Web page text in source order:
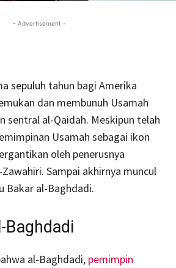
- Advertisement -
sepuluh tahun bagi Amerika
dan membunuh Usamah
sentral al-Qaidah. Meskipun telah
Usamah sebagai ikon
oleh penerusnya
Sampai akhirnya muncul
Bakar al-Baghdadi.
Baghdadi
al-Baghdadi, pemimpin